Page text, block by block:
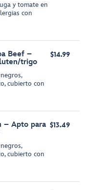
y tomate en
con
Beef –
trigo
cubierto con
$14.99
– Apto para
cubierto con
$13.49